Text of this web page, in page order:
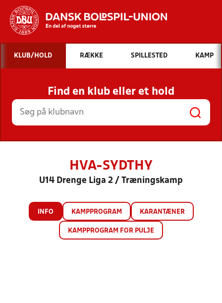
Hvad vil du søge efter?
INDHOLD OG NYHEDER
STILLINGER, RESULTATER, KLUBBER OG
HOLD
KLUB/HOLD RÆKKE SPILLESTED KAMP
Find en klub eller et hold
HVA-SYDTHY
U14 Drenge Liga 2 / Træningskamp
INFO KAMPPROGRAM KARANTÆNER
KAMPPROGRAM FOR PULJE